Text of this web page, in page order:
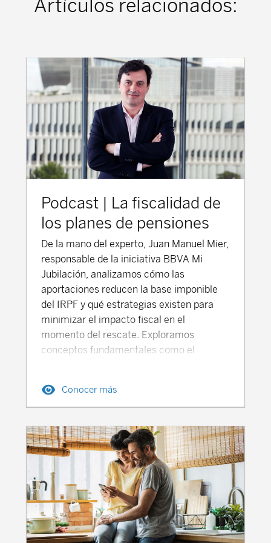
Artículos relacionados:
Podcast | La fiscalidad de
los planes de pensiones
De la mano del experto, Juan Manuel Mier,
responsable de la iniciativa BBVA Mi
Jubilación, analizamos cómo las
aportaciones reducen la base imponible
del IRPF y qué estrategias existen para
minimizar el impacto fiscal en el
momento del rescate. Exploramos
conceptos fundamentales como el
autónomos y las distintas modalidades de
cobro , ya sea en forma de capital, renta o
mixta. Si quieres entender cómo optimizar
tus impuestos y tomar decisiones
informadas para asegurar tu bienestar
mañana, no te pierdas esta guía práctica
sobre uno de los instrumentos de ahorro
más utilizados en España. Podcast · Salud
Financiera Fiscalidad de los planes de
pensiones Tu navegador no soporta el
Conocer más